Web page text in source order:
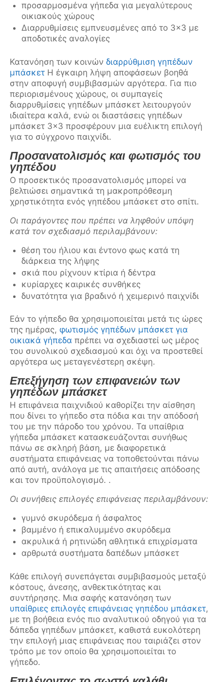
προσαρμοσμένα γήπεδα για μεγαλύτερους
οικιακούς χώρους
Διαρρυθμίσεις εμπνευσμένες από το 3×3 με
αποδοτικές αναλογίες
Κατανόηση των κοινών διαρρύθμιση γηπέδων
μπάσκετ Η έγκαιρη λήψη αποφάσεων βοηθά
στην αποφυγή συμβιβασμών αργότερα. Για πιο
περιορισμένους χώρους, οι συμπαγείς
διαρρυθμίσεις γηπέδων μπάσκετ λειτουργούν
ιδιαίτερα καλά, ενώ οι διαστάσεις γηπέδων
μπάσκετ 3×3 προσφέρουν μια ευέλικτη επιλογή
για το σύγχρονο παιχνίδι.
Προσανατολισμός και φωτισμός του
γηπέδου
Ο προσεκτικός προσανατολισμός μπορεί να
βελτιώσει σημαντικά τη μακροπρόθεσμη
χρηστικότητα ενός γηπέδου μπάσκετ στο σπίτι.
Οι παράγοντες που πρέπει να ληφθούν υπόψη
κατά τον σχεδιασμό περιλαμβάνουν:
θέση του ήλιου και έντονο φως κατά τη
διάρκεια της λήψης
σκιά που ρίχνουν κτίρια ή δέντρα
κυρίαρχες καιρικές συνθήκες
δυνατότητα για βραδινό ή χειμερινό παιχνίδι
Εάν το γήπεδο θα χρησιμοποιείται μετά τις ώρες
της ημέρας, φωτισμός γηπέδων μπάσκετ για
οικιακά γήπεδα πρέπει να σχεδιαστεί ως μέρος
του συνολικού σχεδιασμού και όχι να προστεθεί
αργότερα ως μεταγενέστερη σκέψη.
Επεξήγηση των επιφανειών των
γηπέδων μπάσκετ
Η επιφάνεια παιχνιδιού καθορίζει την αίσθηση
που δίνει το γήπεδο στα πόδια και την απόδοσή
του με την πάροδο του χρόνου. Τα υπαίθρια
γήπεδα μπάσκετ κατασκευάζονται συνήθως
πάνω σε σκληρή βάση, με διαφορετικά
συστήματα επιφάνειας να τοποθετούνται πάνω
από αυτή, ανάλογα με τις απαιτήσεις απόδοσης
και τον προϋπολογισμό. .
Οι συνήθεις επιλογές επιφάνειας περιλαμβάνουν:
γυμνό σκυρόδεμα ή άσφαλτος
βαμμένο ή επικαλυμμένο σκυρόδεμα
ακρυλικά ή ρητινώδη αθλητικά επιχρίσματα
αρθρωτά συστήματα δαπέδων μπάσκετ
Κάθε επιλογή συνεπάγεται συμβιβασμούς μεταξύ
κόστους, άνεσης, ανθεκτικότητας και
συντήρησης. Μια σαφής κατανόηση των
υπαίθριες επιλογές επιφάνειας γηπέδου μπάσκετ,
με τη βοήθεια ενός πιο αναλυτικού οδηγού για τα
δάπεδα γηπέδων μπάσκετ, καθιστά ευκολότερη
την επιλογή μιας επιφάνειας που ταιριάζει στον
τρόπο με τον οποίο θα χρησιμοποιείται το
γήπεδο.